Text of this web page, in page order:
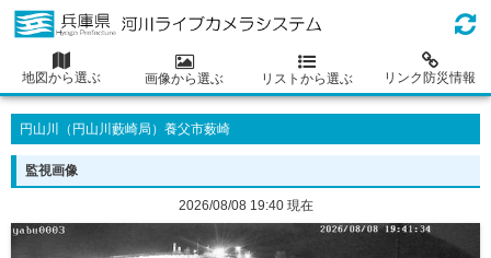
地図から選ぶ 画像から選ぶ リストから選ぶ リンク防災情報
円山川（円山川藪崎局）養父市薮崎
監視画像
2026/08/08 19:40 現在